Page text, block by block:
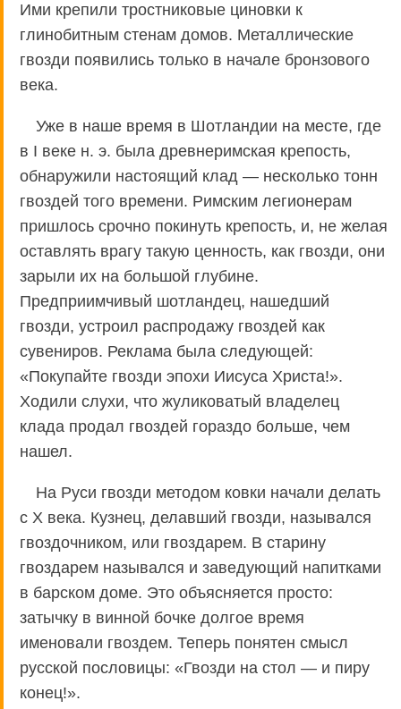
Ими крепили тростниковые циновки к
глинобитным стенам домов. Металлические
гвозди появились только в начале бронзового
века.
Уже в наше время в Шотландии на месте, где
в I веке н. э. была древнеримская крепость,
обнаружили настоящий клад — несколько тонн
гвоздей того времени. Римским легионерам
пришлось срочно покинуть крепость, и, не желая
оставлять врагу такую ценность, как гвозди, они
зарыли их на большой глубине.
Предприимчивый шотландец, нашедший
гвозди, устроил распродажу гвоздей как
сувениров. Реклама была следующей:
«Покупайте гвозди эпохи Иисуса Христа!».
Ходили слухи, что жуликоватый владелец
клада продал гвоздей гораздо больше, чем
нашел.
На Руси гвозди методом ковки начали делать
с Х века. Кузнец, делавший гвозди, назывался
гвоздочником, или гвоздарем. В старину
гвоздарем назывался и заведующий напитками
в барском доме. Это объясняется просто:
затычку в винной бочке долгое время
именовали гвоздем. Теперь понятен смысл
русской пословицы: «Гвозди на стол — и пиру
конец!».